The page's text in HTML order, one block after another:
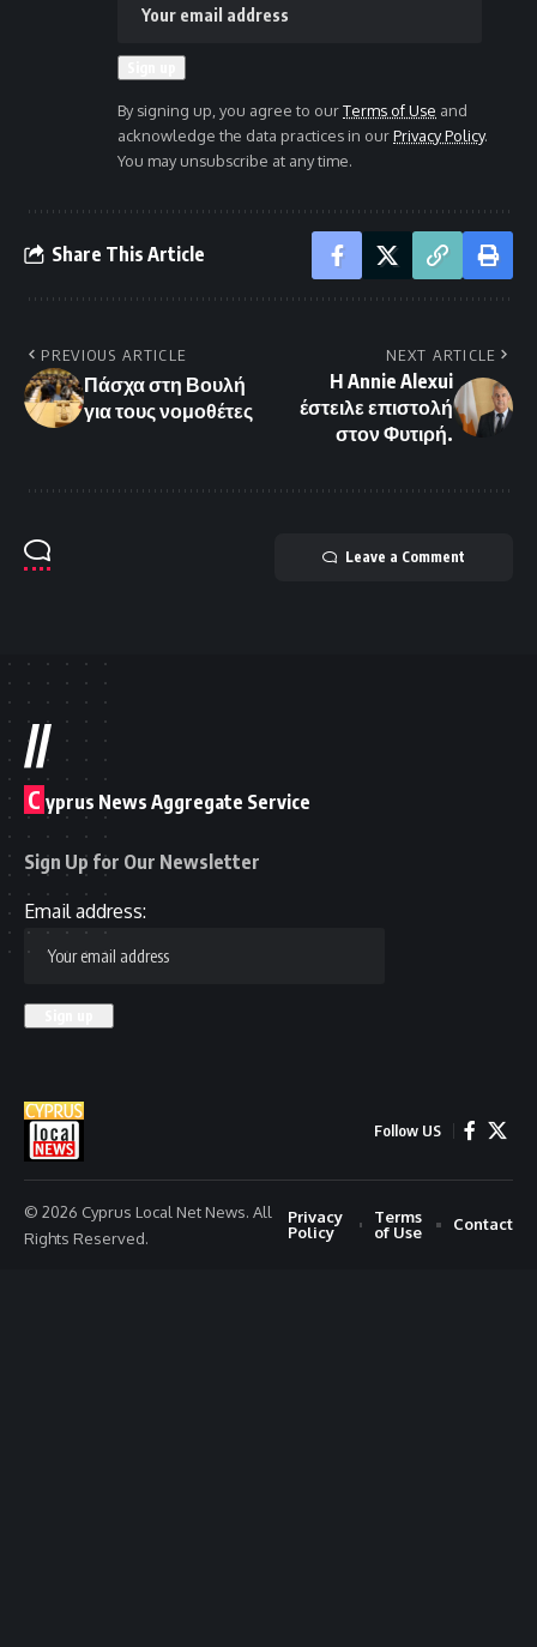
By signing up, you agree to ourTerms of Use and
acknowledge the data practices in ourPrivacy Policy.
You may unsubscribe at any time.
Share This Article
PREVIOUS ARTICLE
Πάσχα στη Βουλή
για τους νομοθέτες
NEXT ARTICLE
Η Annie Alexui
έστειλε επιστολή
στον Φυτιρή.
Leave a Comment
//
C yprus News Aggregate Service
Sign Up for Our Newsletter
Email address:
Follow US
© 2026 Cyprus Local Net News. All
Rights Reserved.
Privacy
Policy
Terms
of Use
Contact